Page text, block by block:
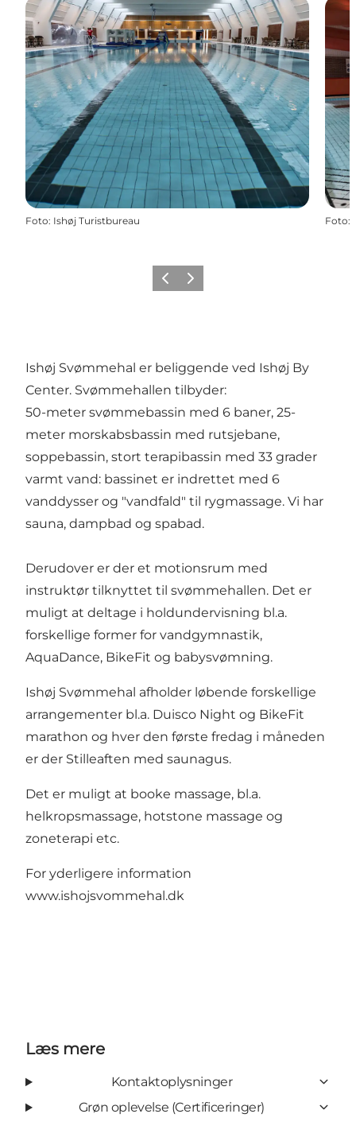
Foto: Ishøj Turistbureau Foto:
ForrigeNæste
Ishøj Svømmehal er beliggende ved Ishøj By
Center. Svømmehallen tilbyder:
50-meter svømmebassin med 6 baner, 25-
meter morskabsbassin med rutsjebane,
soppebassin, stort terapibassin med 33 grader
varmt vand: bassinet er indrettet med 6
vanddysser og "vandfald" til rygmassage. Vi har
sauna, dampbad og spabad.
Derudover er der et motionsrum med
instruktør tilknyttet til svømmehallen. Det er
muligt at deltage i holdundervisning bl.a.
forskellige former for vandgymnastik,
AquaDance, BikeFit og babysvømning.
Ishøj Svømmehal afholder løbende forskellige
arrangementer bl.a. Duisco Night og BikeFit
marathon og hver den første fredag i måneden
er der Stilleaften med saunagus.
Det er muligt at booke massage, bl.a.
helkropsmassage, hotstone massage og
zoneterapi etc.
For yderligere information
www.ishojsvommehal.dk
Læs mere
Kontaktoplysninger
Grøn oplevelse (Certificeringer)